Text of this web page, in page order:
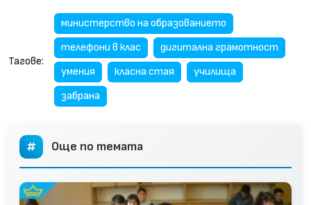
Тагове:
министерство на образованието
телефони в клас
дигитална грамотност
умения
класна стая
училища
забрана
Още по темата